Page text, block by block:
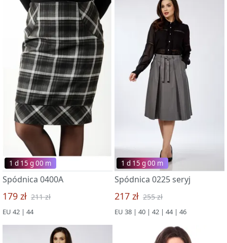
1 d 15 g 00 m
Spódnica 0400A
179 zł 211 zł
EU 42 | 44
1 d 15 g 00 m
Spódnica 0225 seryj
217 zł 255 zł
EU 38 | 40 | 42 | 44 | 46